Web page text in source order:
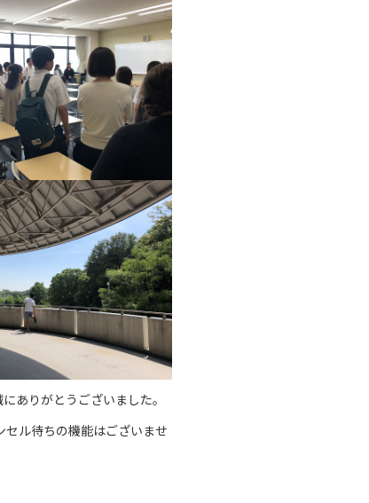
ありがとうございました。
ル待ちの機能はございませ